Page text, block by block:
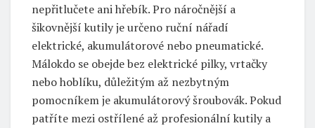
nepřitlučete ani hřebík. Pro náročnější a
šikovnější kutily je určeno ruční nářadí
elektrické, akumulátorové nebo pneumatické.
Málokdo se obejde bez elektrické pilky, vrtačky
nebo hoblíku, důležitým až nezbytným
pomocníkem je akumulátorový šroubovák. Pokud
patříte mezi ostřílené až profesionální kutily a